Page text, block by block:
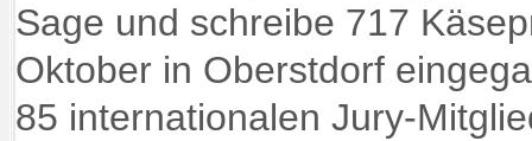
Sage und schreibe 717
Oktober in Oberstdorf
85 internationalen Jury-